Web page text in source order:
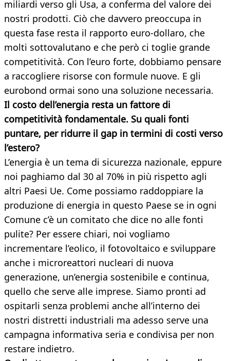
miliardi verso gli Usa, a conferma del valore dei
nostri prodotti. Ciò che davvero preoccupa in
questa fase resta il rapporto euro-dollaro, che
molti sottovalutano e che però ci toglie grande
competitività. Con l’euro forte, dobbiamo pensare
a raccogliere risorse con formule nuove. E gli
eurobond ormai sono una soluzione necessaria.
Il costo dell’energia resta un fattore di
competitività fondamentale. Su quali fonti
puntare, per ridurre il gap in termini di costi verso
l’estero?
L’energia è un tema di sicurezza nazionale, eppure
noi paghiamo dal 30 al 70% in più rispetto agli
altri Paesi Ue. Come possiamo raddoppiare la
produzione di energia in questo Paese se in ogni
Comune c’è un comitato che dice no alle fonti
pulite? Per essere chiari, noi vogliamo
incrementare l’eolico, il fotovoltaico e sviluppare
anche i microreattori nucleari di nuova
generazione, un’energia sostenibile e continua,
quello che serve alle imprese. Siamo pronti ad
ospitarli senza problemi anche all’interno dei
nostri distretti industriali ma adesso serve una
campagna informativa seria e condivisa per non
restare indietro.